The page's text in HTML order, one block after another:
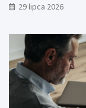
29 lipca 2026